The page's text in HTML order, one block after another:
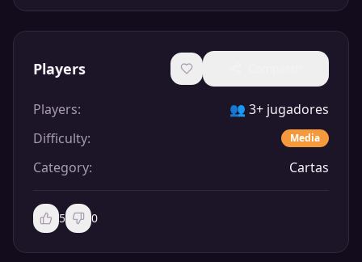
Players
Players: 👥 3+ jugadores
Difficulty: Media
Category: Cartas
5 0